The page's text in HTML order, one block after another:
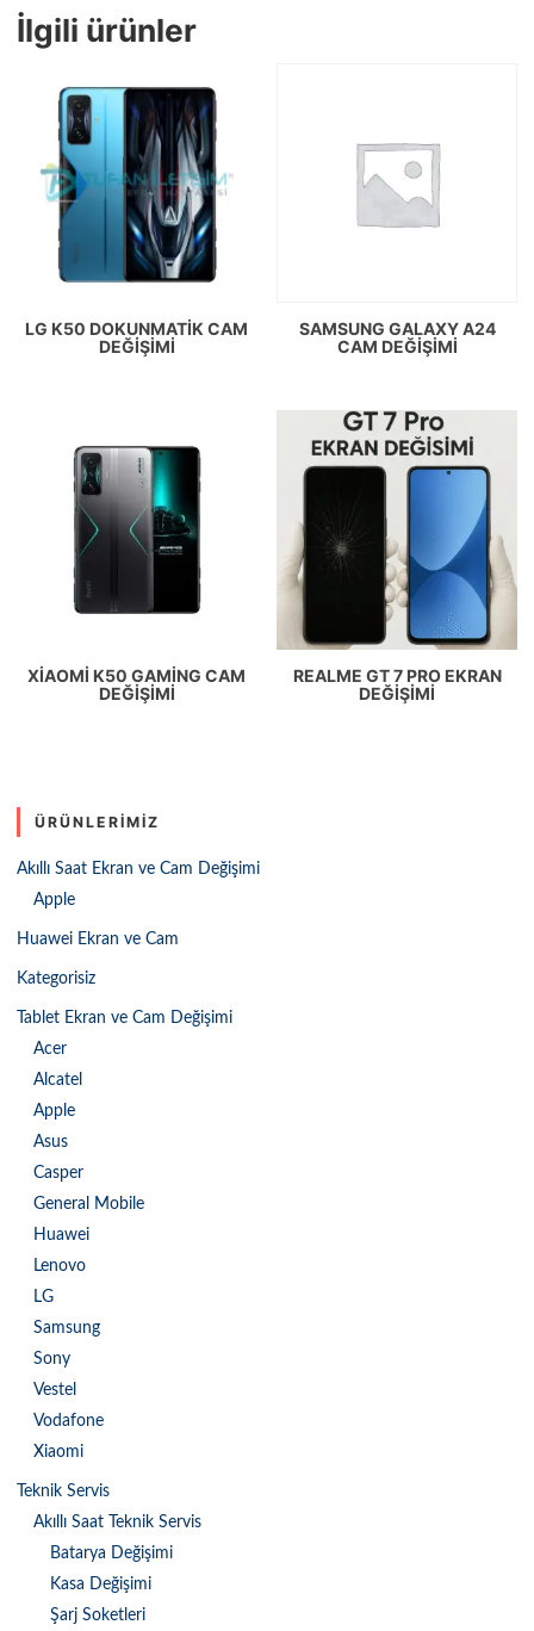
İlgili ürünler
LG K50 DOKUNMATIK CAM
DEĞIŞIMI
SAMSUNG GALAXY A24
CAM DEĞIŞIMI
XIAOMI K50 GAMING CAM
DEĞIŞIMI
REALME GT 7 PRO EKRAN
DEĞIŞIMI
ÜRÜNLERIMIZ
Akıllı Saat Ekran ve Cam Değişimi
Apple
Huawei Ekran ve Cam
Kategorisiz
Tablet Ekran ve Cam Değişimi
Acer
Alcatel
Apple
Asus
Casper
General Mobile
Huawei
Lenovo
LG
Samsung
Sony
Vestel
Vodafone
Xiaomi
Teknik Servis
Akıllı Saat Teknik Servis
Batarya Değişimi
Kasa Değişimi
Şarj Soketleri